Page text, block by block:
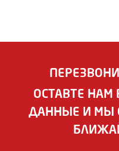
ОСТАВТЕ
ДАННЫЕ И МЫ